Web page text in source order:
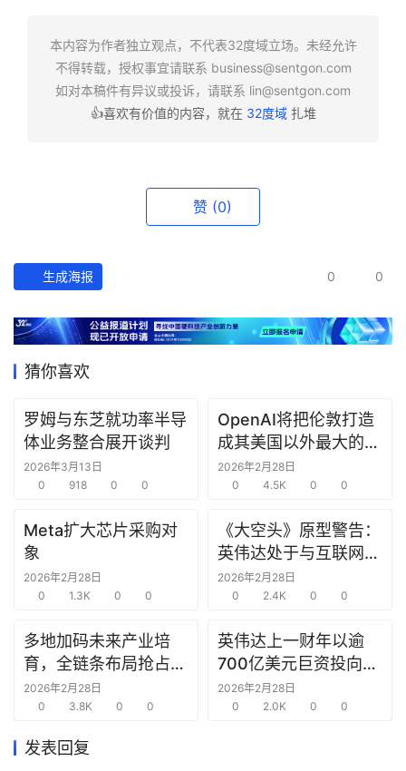
产
经
数
研
选
报
告
创
投
之
商
机
链
本内容为作者独立观点，不代表32度域立场。未经允许
不得转载，授权事宜请联系 business@sentgon.com
如对本稿件有异议或投诉，请联系 lin@sentgon.com
👍喜欢有价值的内容，就在 32度域扎堆
赞 (0)
生成海报 0 0
猜你喜欢
罗姆与东芝就功率半导
体业务整合展开谈判
2026年3月13日
0
918 0 0
OpenAI将把伦敦打造
成其美国以外最大的研
究中心
2026年2月28日
0
4.5K 0 0
Meta扩大芯片采购对
象
2026年2月28日
0
1.3K 0 0
《大空头》原型警告：
英伟达处于与互联网泡
沫时期思科同样的“危
险境地”
2026年2月28日
0
2.4K 0 0
多地加码未来产业培
育，全链条布局抢占新
赛道先机
2026年2月28日
0
3.8K 0 0
英伟达上一财年以逾
700亿美元巨资投向合
作方，竭力巩固AI芯片
需求
2026年2月28日
0
2.0K 0 0
发表回复